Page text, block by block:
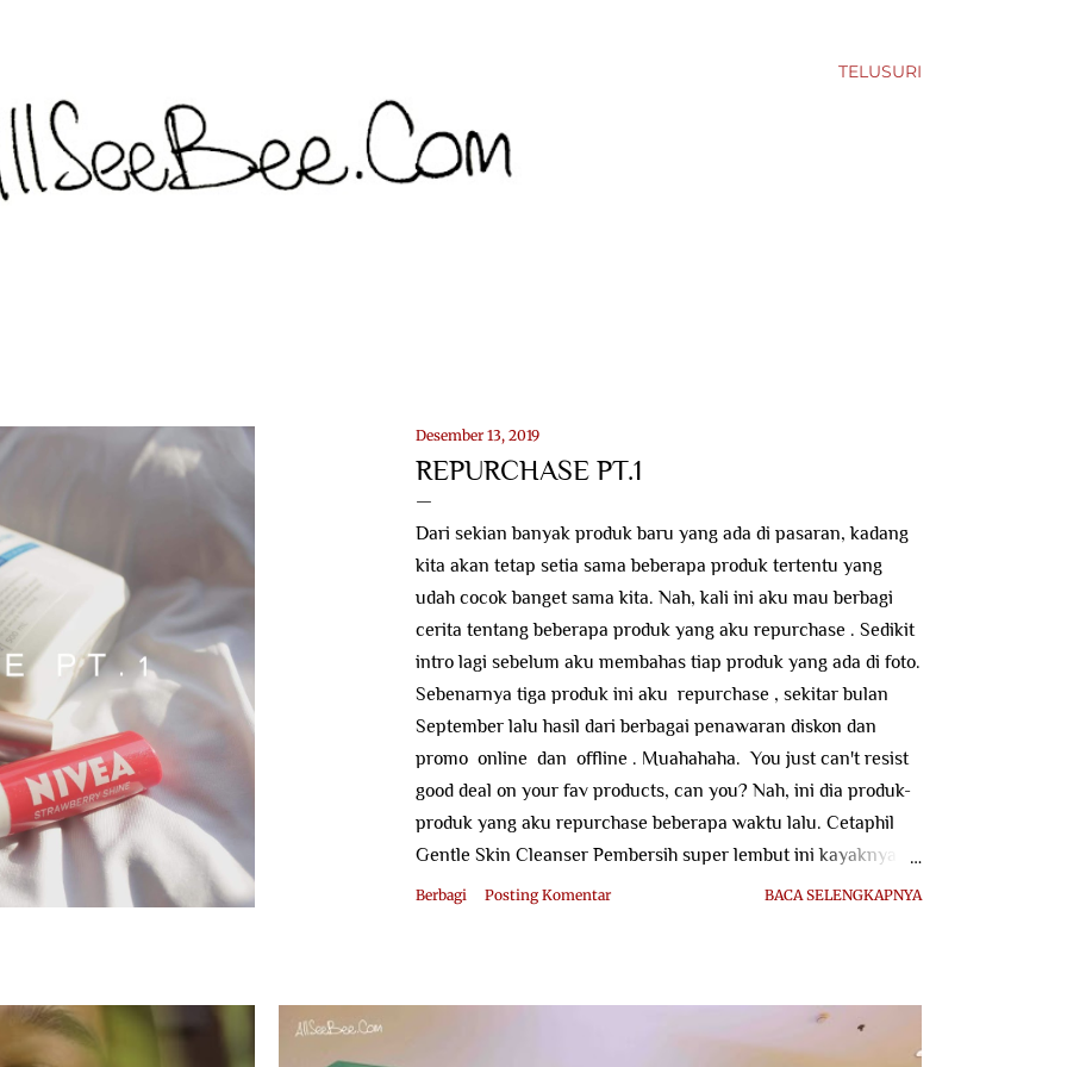
TELUSURI
Desember 13, 2019
REPURCHASE PT.1
Dari sekian banyak produk baru yang ada di pasaran, kadang
kita akan tetap setia sama beberapa produk tertentu yang
udah cocok banget sama kita. Nah, kali ini aku mau berbagi
cerita tentang beberapa produk yang aku repurchase . Sedikit
intro lagi sebelum aku membahas tiap produk yang ada di foto.
Sebenarnya tiga produk ini aku repurchase , sekitar bulan
September lalu hasil dari berbagai penawaran diskon dan
promo online dan offline . Muahahaha. You just can't resist
good deal on your fav products, can you? Nah, ini dia produk-
produk yang aku repurchase beberapa waktu lalu. Cetaphil
Gentle Skin Cleanser Pembersih super lembut ini kayaknya
udah botol yang ke sekian kali aku repurchase . Sejak kenal
Berbagi Posting Komentar BACA SELENGKAPNYA